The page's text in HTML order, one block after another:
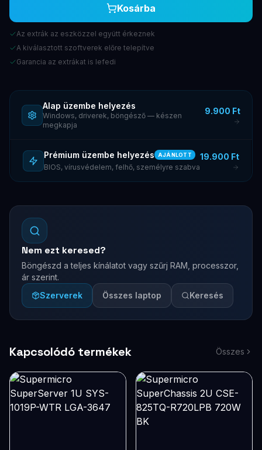
Kosárba
Az extrák az eszközzel együtt érkeznek
A kiválasztott szoftverek előre telepítve
Garancia az extrákat is lefedi
Alap üzembe helyezés
Windows, driverek, böngésző — készen
megkapja
9.900 Ft
Prémium üzembe helyezés AJÁNLOTT
BIOS, vírusvédelem, felhő, személyre szabva
19.900 Ft
Nem ezt keresed?
Böngészd a teljes kínálatot vagy szűrj RAM, processzor,
ár szerint.
Szerverek
Összes laptop Keresés
Kapcsolódó termékek Összes